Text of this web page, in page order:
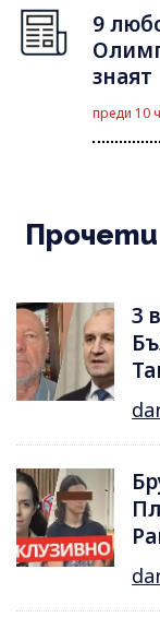
9
знаят
преди 10
3